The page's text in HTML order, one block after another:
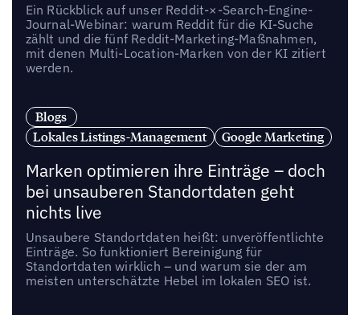
Ein Rückblick auf unser Reddit-×-Search-Engine-
Journal-Webinar: warum Reddit für die KI-Suche
zählt und die fünf Reddit-Marketing-Maßnahmen,
mit denen Multi-Location-Marken von der KI zitiert
werden.
Blogs
Lokales Listings-Management
Google Marketing
Marken optimieren ihre Einträge – doch
bei unsauberen Standortdaten geht
nichts live
Unsaubere Standortdaten heißt: unveröffentlichte
Einträge. So funktioniert Bereinigung für
Standortdaten wirklich – und warum sie der am
meisten unterschätzte Hebel im lokalen SEO ist.